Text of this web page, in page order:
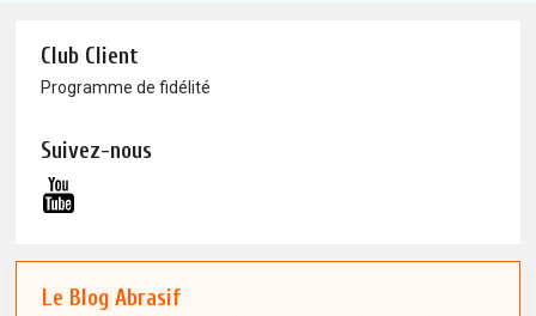
Club Client
Programme de fidélité
Suivez-nous
Le Blog Abrasif